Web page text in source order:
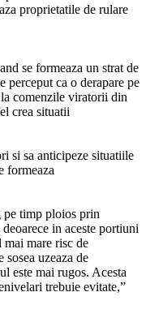
proprietatile de rulare
se formeaza un strat de
perceput ca o derapare pe
comenzile viratorii din
crea situatii
si sa anticipeze situatiile
formeaza
pe timp ploios prin
in aceste portiuni
mai mare risc de
sosea uzeaza de
este mai rugos. Acesta
trebuie evitate,”